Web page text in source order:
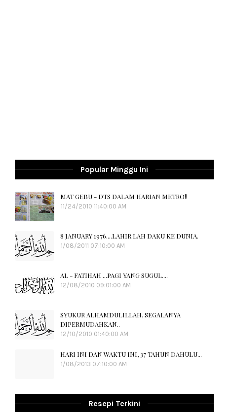
Popular Minggu Ini
MAT GEBU - DTS DALAM HARIAN METRO!!
11/24/2010 11:40:00 AM
8 JANUARY 1976....LAHIR LAH DAKU KE DUNIA.
1/08/2011 07:10:00 AM
AL - FATIHAH ...PAGI YANG SUGUL....
12/08/2010 09:01:00 AM
SYUKUR ALHAMDULILLAH, SEGALANYA
DIPERMUDAHKAN..
12/10/2010 01:40:00 AM
HARI INI DAN WAKTU INI, 37 TAHUN DAHULU...
1/08/2013 07:10:00 AM
Resepi Terkini